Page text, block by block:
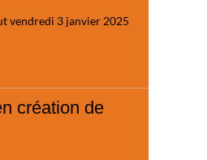
vendredi 3 janvier 2025
création de